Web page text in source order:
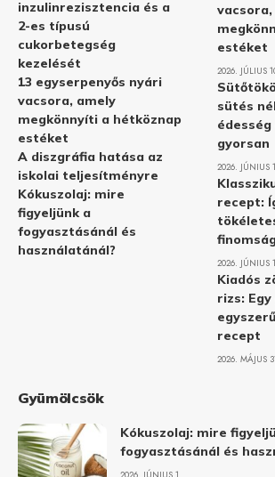
inzulinrezisztencia és a
2-es típusú
cukorbetegség
kezelését
13 egyserpenyős nyári
vacsora, amely
megkönnyíti a hétköznap
estéket
A diszgráfia hatása az
iskolai teljesítményre
Kókuszolaj: mire
figyeljünk a
fogyasztásánál és
használatánál?
estéket
2026. JÚLIUS
sütés
gyorsan
2026. JÚNIUS
recept:
2026. JÚNIUS
Kiadós
rizs:
recept
2026. MÁJUS
Gyümölcsök
Kókuszolaj: mire
fogyasztásánál és